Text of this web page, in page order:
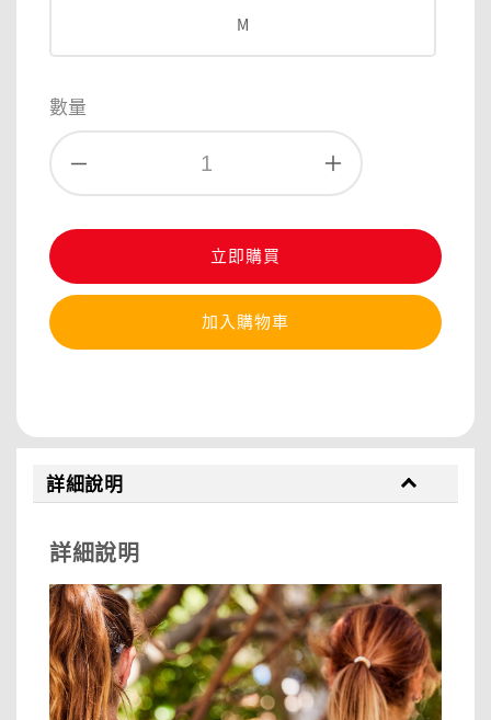
M
數量
立即購買
加入購物車
詳細說明
詳細說明